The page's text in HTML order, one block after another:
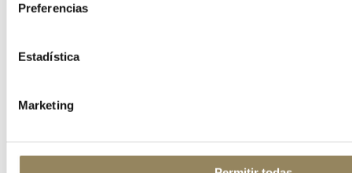
Preferencias
Estadística
Marketing